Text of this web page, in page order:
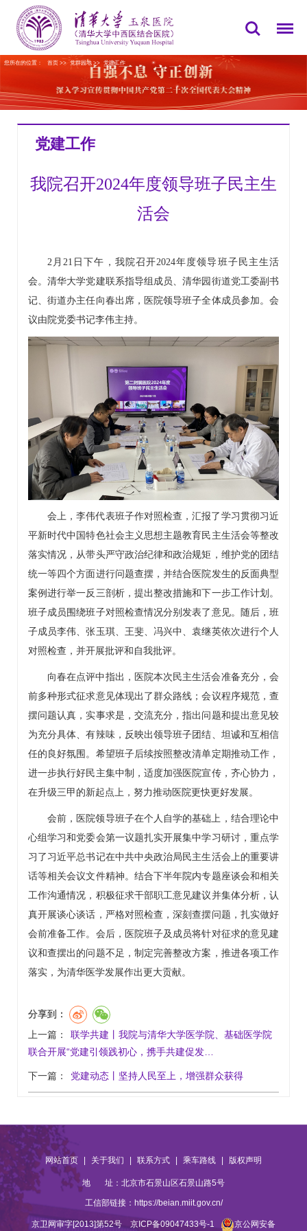
您所在的位置： 首页>> 党群园地>> 党建工作
党建工作
我院召开2024年度领导班子民主生
活会
2月21日下午，我院召开2024年度领导班子民主生活
会。清华大学党建联系指导组成员、清华园街道党工委副书
记、街道办主任向春出席，医院领导班子全体成员参加。会
议由院党委书记李伟主持。
会上，李伟代表班子作对照检查，汇报了学习贯彻习近
平新时代中国特色社会主义思想主题教育民主生活会等整改
落实情况，从带头严守政治纪律和政治规矩，维护党的团结
统一等四个方面进行问题查摆，并结合医院发生的反面典型
案例进行举一反三剖析，提出整改措施和下一步工作计划。
班子成员围绕班子对照检查情况分别发表了意见。随后，班
子成员李伟、张玉琪、王斐、 冯兴中 、袁继英依次进行个人
对照检查，并开展批评和自我批评。
向春在点评中指出，医院本次民主生活会准备充分，会
前多种形式征求意见体现出了群众路线；会议程序规范，查
摆问题认真，实事求是，交流充分，指出问题和提出意见较
为充分具体、有辣味，反映出领导班子团结、坦诚和互相信
任的良好氛围。希望班子后续按照整改清单定期推动工作，
进一步执行好民主集中制，适度加强医院宣传，齐心协力，
在升级三甲的新起点上，努力推动医院更快更好发展。
会前，医院领导班子在个人自学的基础上，结合理论中
心组学习和党委会第一议题扎实开展集中学习研讨，重点学
习了习近平总书记在中共中央政治局民主生活会上的重要讲
话等相关会议文件精神。结合下半年院内专题座谈会和相关
工作沟通情况，积极征求干部职工意见建议并集体分析，认
真开展谈心谈话，严格对照检查，深刻查摆问题，扎实做好
会前准备工作。会后，医院班子及成员将针对征求的意见建
议和查摆出的问题不足，制定完善整改方案，推进各项工作
落实，为清华医学发展作出更大贡献。
分享到：
上一篇：
联学共建丨我院与清华大学医学院、基础医学院
联合开展“党建引领践初心，携手共建促发…
下一篇： 党建动态丨坚持人民至上，增强群众获得
网站首页 | 关于我们 | 联系方式 | 乘车路线 | 版权声明
地 址：北京市石景山区石景山路5号
工信部链接： https://beian.miit.gov.cn/
京卫网审字[2013]第52号 京ICP备09047433号-1 京公网安备